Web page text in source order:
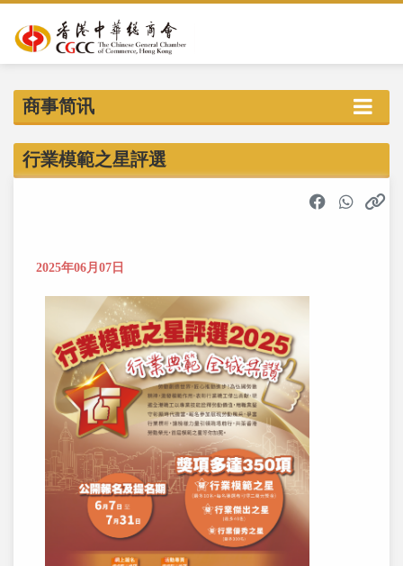
商事简讯
行業模範之星評選
2025年06月07日